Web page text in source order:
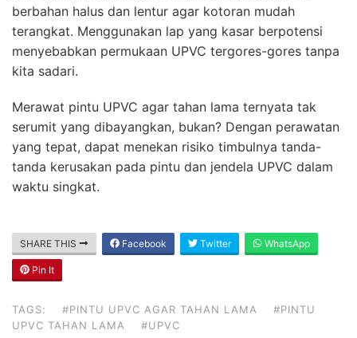
berbahan halus dan lentur agar kotoran mudah
terangkat. Menggunakan lap yang kasar berpotensi
menyebabkan permukaan UPVC tergores-gores tanpa
kita sadari.
Merawat pintu UPVC agar tahan lama ternyata tak
serumit yang dibayangkan, bukan? Dengan perawatan
yang tepat, dapat menekan risiko timbulnya tanda-
tanda kerusakan pada pintu dan jendela UPVC dalam
waktu singkat.
SHARE THIS Facebook Twitter WhatsApp
Pin It
TAGS: #PINTU UPVC AGAR TAHAN LAMA
#PINTU
UPVC TAHAN LAMA
#UPVC